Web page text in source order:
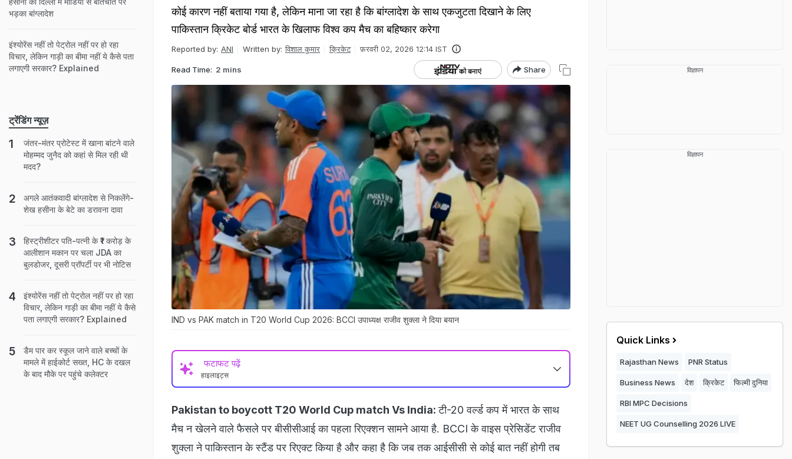
कोई कारण नहीं बताया गया है, लेकिन माना जा रहा है कि बांग्लादेश के साथ एकजुटता दिखाने के लिए
पाकिस्तान क्रिकेट बोर्ड भारत के खिलाफ विश्व कप मैच का बहिष्कार करेगा
Reported by: ANI Written by: विशाल कुमार क्रिकेट फ़रवरी 02, 2026 12:14 IST
Read Time: 2 mins Share
IND vs PAK match in T20 World Cup 2026: BCCI उपाध्यक्ष राजीव शुक्ला ने दिया बयान
फटाफट पढ़ें
हाइलाइट्स
Pakistan to boycott T20 World Cup match Vs India:टी-20 वर्ल्ड कप में भारत के साथ
मैच न खेलने वाले फैसले पर बीसीसीआई का पहला रिएक्शन सामने आया है. BCCI के वाइस प्रेसिडेंट राजीव
शुक्ला ने पाकिस्तान के स्टैंड पर रिएक्ट किया है और कहा है कि जब तक आईसीसी से कोई बात नहीं होगी तब
भड़का बांग्लादेश
इंश्योरेंस नहीं तो पेट्रोल नहीं पर हो रहा
विचार, लेकिन गाड़ी का बीमा नहीं ये कैसे पता
लगाएगी सरकार? Explained
ट्रेंडिंग न्यूज़
जंतर-मंतर प्रोटेस्ट में खाना बांटने वाले
मोहम्मद जुनैद को कहां से मिल रही थी
मदद?
अगले आतंकवादी बांग्लादेश से निकलेंगे-
शेख हसीना के बेटे का डरावना दावा
हिस्ट्रीशीटर पति-पत्नी के ₹1 करोड़ के
आलीशान मकान पर चला JDA का
बुलडोजर, दूसरी प्रॉपर्टी पर भी नोटिस
इंश्योरेंस नहीं तो पेट्रोल नहीं पर हो रहा
विचार, लेकिन गाड़ी का बीमा नहीं ये कैसे
पता लगाएगी सरकार? Explained
डैम पार कर स्कूल जाने वाले बच्चों के
मामले में हाईकोर्ट सख्त, HC के दखल
के बाद मौके पर पहुंचे कलेक्टर
विज्ञापन
विज्ञापन
Quick Links
Rajasthan News PNR Status
Business News देश क्रिकेट फिल्मी दुनिया
RBI MPC Decisions
NEET UG Counselling 2026 LIVE